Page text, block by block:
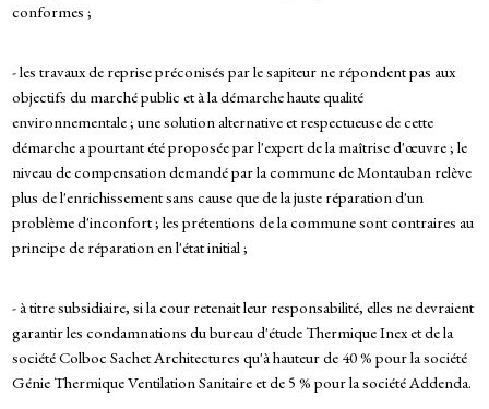
conformes ;
- les travaux de reprise préconisés par le sapiteur ne répondent pas aux
objectifs du marché public et à la démarche haute qualité
environnementale ; une solution alternative et respectueuse de cette
démarche a pourtant été proposée par l'expert de la maîtrise d'œuvre ; le
niveau de compensation demandé par la commune de Montauban relève
plus de l'enrichissement sans cause que de la juste réparation d'un
problème d'inconfort ; les prétentions de la commune sont contraires au
principe de réparation en l'état initial ;
- à titre subsidiaire, si la cour retenait leur responsabilité, elles ne devraient
garantir les condamnations du bureau d'étude Thermique Inex et de la
société Colboc Sachet Architectures qu'à hauteur de 40 % pour la société
Génie Thermique Ventilation Sanitaire et de 5 % pour la société Addenda.